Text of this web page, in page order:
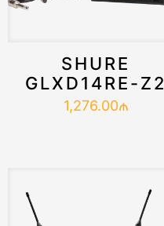
SHURE
GLXD14RE-Z2
1,276.00₼